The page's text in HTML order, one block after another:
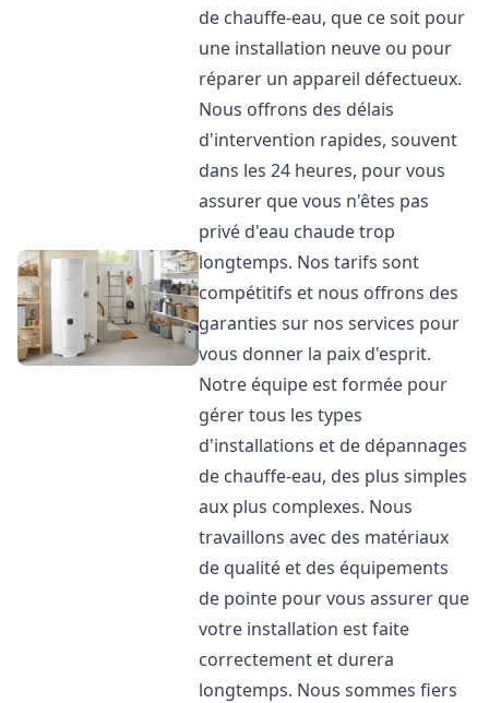
de chauffe-eau, que ce soit pour
une installation neuve ou pour
réparer un appareil défectueux.
Nous offrons des délais
d'intervention rapides, souvent
dans les 24 heures, pour vous
assurer que vous n'êtes pas
privé d'eau chaude trop
longtemps. Nos tarifs sont
compétitifs et nous offrons des
garanties sur nos services pour
vous donner la paix d'esprit.
Notre équipe est formée pour
gérer tous les types
d'installations et de dépannages
de chauffe-eau, des plus simples
aux plus complexes. Nous
travaillons avec des matériaux
de qualité et des équipements
de pointe pour vous assurer que
votre installation est faite
correctement et durera
longtemps. Nous sommes fiers